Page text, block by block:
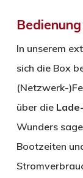
In unserem
sich die Box
(Netzwerk-
über die
Wunders
Bootzeiten